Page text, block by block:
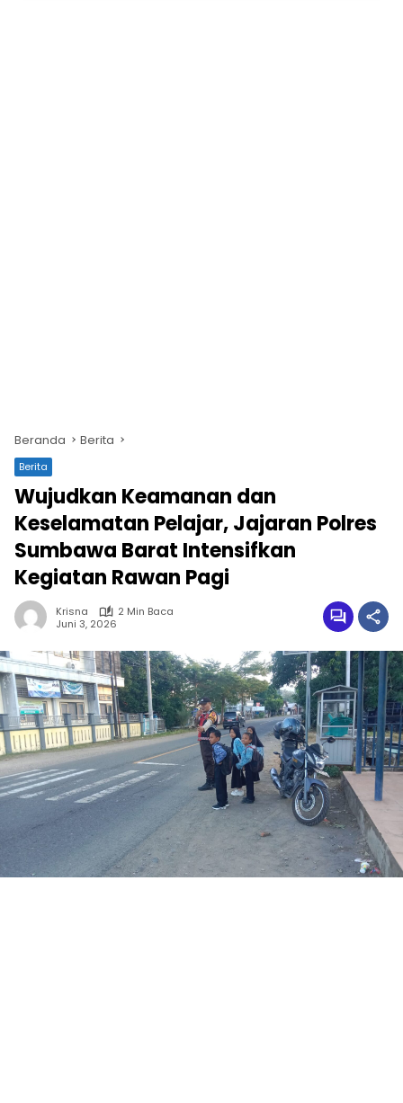
Beranda Berita
Berita
Wujudkan Keamanan dan
Keselamatan Pelajar, Jajaran Polres
Sumbawa Barat Intensifkan
Kegiatan Rawan Pagi
Krisna
2 Min Baca
Juni 3, 2026